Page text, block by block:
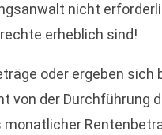
nicht
erheblich sind!
oder ergeben
der Durchführung